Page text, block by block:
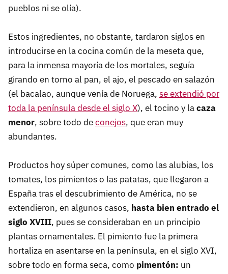
pueblos ni se olía).
Estos ingredientes, no obstante, tardaron siglos en
introducirse en la cocina común de la meseta que,
para la inmensa mayoría de los mortales, seguía
girando en torno al pan, el ajo, el pescado en salazón
(el bacalao, aunque venía de Noruega, se extendió por
toda la península desde el siglo X), el tocino y lacaza
menor, sobre todo deconejos, que eran muy
abundantes.
Productos hoy súper comunes, como las alubias, los
tomates, los pimientos o las patatas, que llegaron a
España tras el descubrimiento de América, no se
extendieron, en algunos casos, hasta bien entrado el
siglo XVIII, pues se consideraban en un principio
plantas ornamentales. El pimiento fue la primera
hortaliza en asentarse en la península, en el siglo XVI,
sobre todo en forma seca, como pimentón: un